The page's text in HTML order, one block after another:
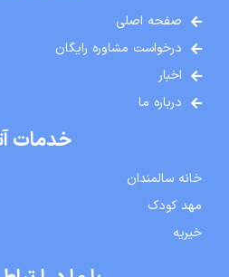
صفحه اصلی
درخواست مشاوره رایگان
اخبار
درباره ما
خدمات
خانه سالمندان
مهد کودک
خیریه